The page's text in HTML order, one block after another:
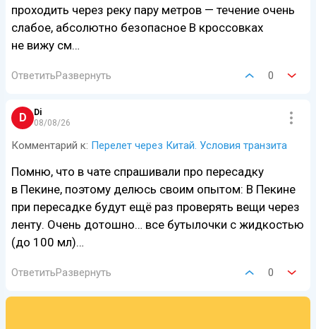
проходить через реку пару метров — течение очень
слабое, абсолютно безопасное В кроссовках
не вижу см…
ОтветитьРазвернуть 0
D
Di
08/08/26
Комментарий к: Перелет через Китай. Условия транзита
Помню, что в чате спрашивали про пересадку
в Пекине, поэтому делюсь своим опытом: В Пекине
при пересадке будут ещё раз проверять вещи через
ленту. Очень дотошно… все бутылочки с жидкостью
(до 100 мл)…
ОтветитьРазвернуть 0